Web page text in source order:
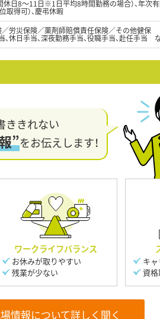
休日8～11日※1日平均8時間勤務の場合）、年次
取得可）、慶弔休暇
労災保険／薬剤師賠償責任保険／その他健保
、休日手当、深夜勤務手当、役職手当、赴任手
ききれない
”をお伝えします！
ワークライフバランス
お休みが取りやすい
残業が少ない
キ
資
情報について詳しく聞く